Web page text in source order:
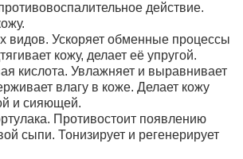
действие.
видов. Ускоряет обменные процессы
кожу, делает её упругой.
кислота. Увлажняет и выравнивает
влагу в коже. Делает кожу
и сияющей.
Противостоит появлению
сыпи. Тонизирует и регенерирует